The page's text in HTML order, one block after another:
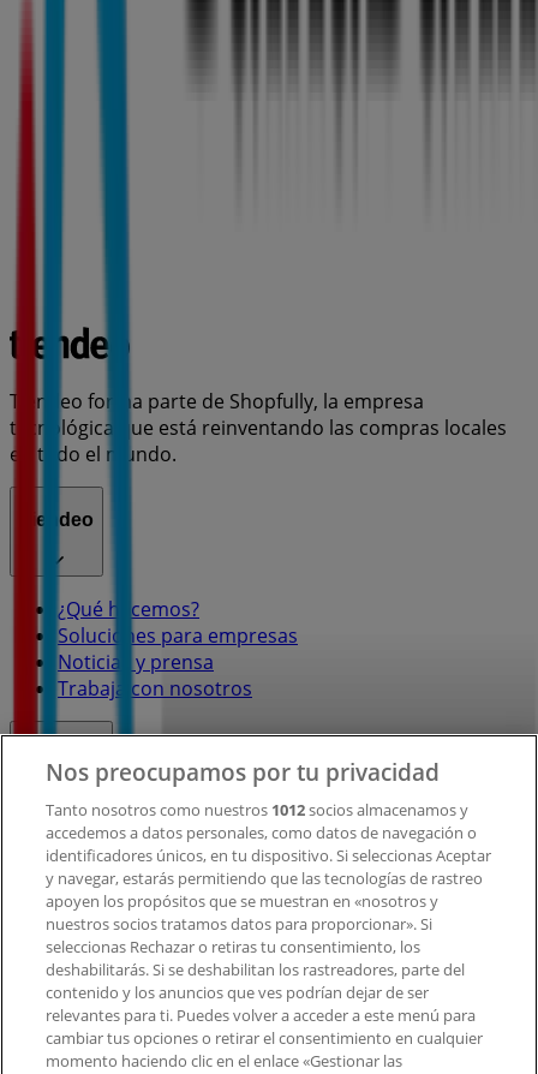
Tiendeo forma parte de Shopfully, la empresa
tecnológica que está reinventando las compras locales
en todo el mundo.
Tiendeo
¿Qué hacemos?
Soluciones para empresas
Noticias y prensa
Trabaja con nosotros
Contacto comercial y de marketing
Tienda mal colocada en el mapa
Notificar un folleto
¿Encontraste un problema en la web o en la
aplicación?
Índices
Nos preocupamos por tu privacidad
Tanto nosotros como nuestros 1012socios almacenamos y
accedemos a datos personales, como datos de navegación o
identificadores únicos, en tu dispositivo. Si seleccionas Aceptar
y navegar, estarás permitiendo que las tecnologías de rastreo
apoyen los propósitos que se muestran en «nosotros y
nuestros socios tratamos datos para proporcionar». Si
seleccionas Rechazar o retiras tu consentimiento, los
deshabilitarás. Si se deshabilitan los rastreadores, parte del
contenido y los anuncios que ves podrían dejar de ser
relevantes para ti. Puedes volver a acceder a este menú para
cambiar tus opciones o retirar el consentimiento en cualquier
momento haciendo clic en el enlace «Gestionar las